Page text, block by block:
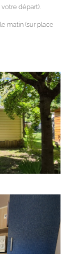
départ).
matin (sur place